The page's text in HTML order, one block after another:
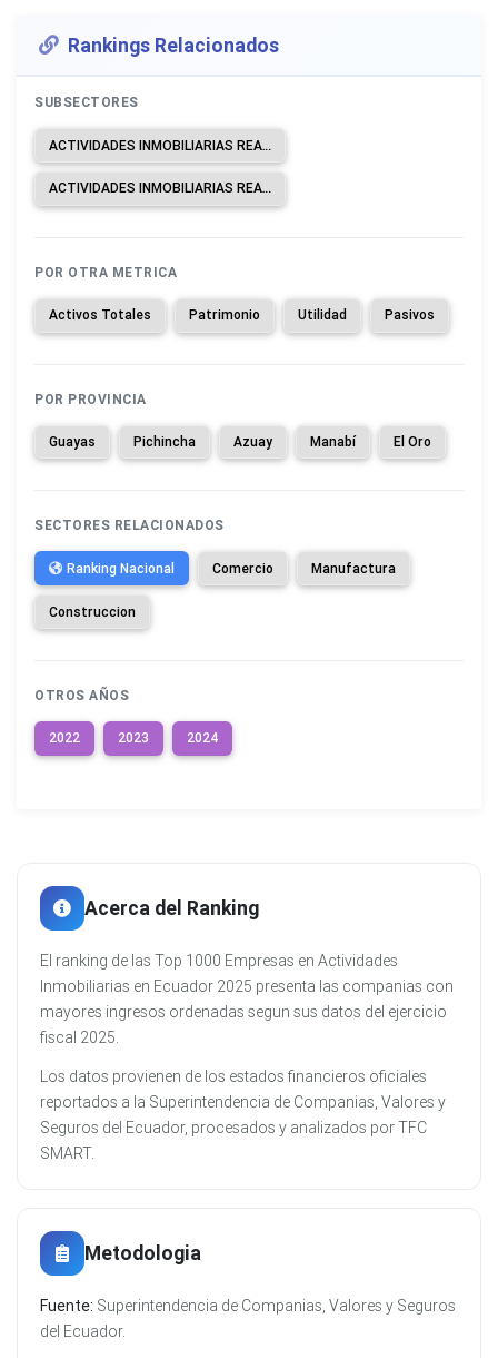
Rankings Relacionados
SUBSECTORES
ACTIVIDADES INMOBILIARIAS REALIZADAS CON BIENES PROPIOS O ARRENDADOS.
ACTIVIDADES INMOBILIARIAS REALIZADAS A CAMBIO DE UNA RETRIBUCIÓN O POR CONTRATO.
POR OTRA METRICA
Activos Totales Patrimonio Utilidad Pasivos
POR PROVINCIA
Guayas Pichincha Azuay Manabí El Oro
SECTORES RELACIONADOS
Ranking Nacional Comercio Manufactura
Construccion
OTROS AÑOS
2022 2023 2024
Acerca del Ranking
El ranking de las Top 1000 Empresas en Actividades
Inmobiliarias en Ecuador 2025 presenta las companias con
mayores ingresos ordenadas segun sus datos del ejercicio
fiscal 2025.
Los datos provienen de los estados financieros oficiales
reportados a la Superintendencia de Companias, Valores y
Seguros del Ecuador, procesados y analizados por TFC
SMART.
Metodologia
Fuente: Superintendencia de Companias, Valores y Seguros
del Ecuador.